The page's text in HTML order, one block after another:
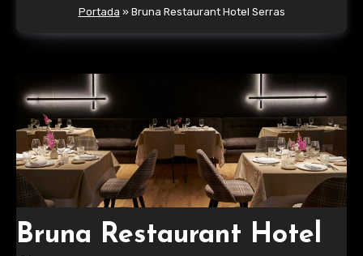
Portada » Bruna Restaurant Hotel Serras
Bruna Restaurant Hotel